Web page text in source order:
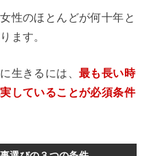
性のほとんどが何十年と
ます。
生きるには、 最も長い時
していることが必須条件